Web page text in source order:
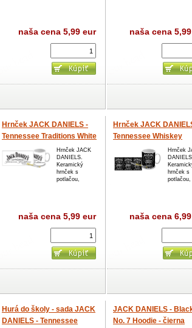
naša cena 5,99 eur naša cena
Hrnček JACK DANIELS -
Tennessee Traditions White
Hrnček JACK
DANIELS.
Keramický
hrnček s
potlačou,
naša cena 5,99 eur
Hrnček JACK
Tennessee Whiskey
Hrnček
hrnček s
potlačou,
naša cena
Hurá do školy - sada JACK
DANIELS - Tennessee
JACK DANIELS -
No. 7 Hoodie - čierna